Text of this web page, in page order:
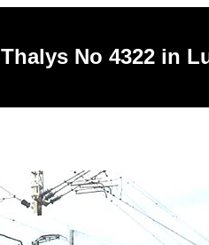
Thalys No 4322 in